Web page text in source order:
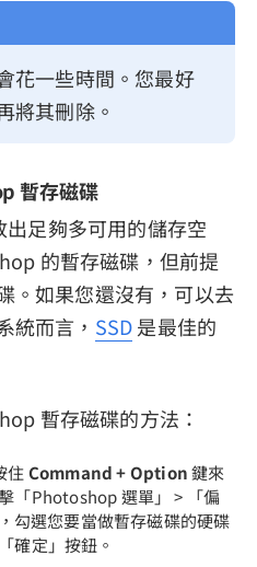
花一些時間。您最好
將其刪除。
暫存磁碟
足夠多可用的儲存空
的暫存磁碟，但前提
。如果您還沒有，可以去
統而言， SSD是最佳的
暫存磁碟的方法：
住Command + Option鍵來
「Photoshop 選單」 > 「偏
勾選您要當做暫存磁碟的硬碟
確定」按鈕。